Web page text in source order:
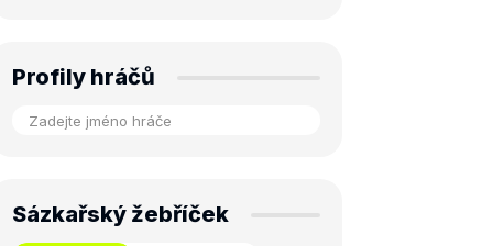
Profily hráčů
Sázkařský žebříček